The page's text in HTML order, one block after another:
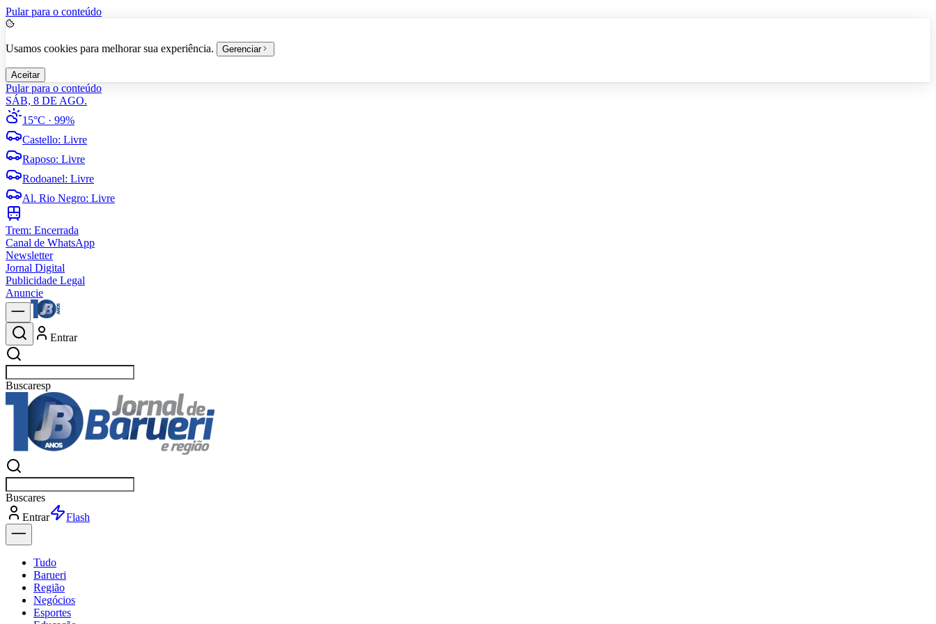
Pular para o conteúdo
Usamos cookies para melhorar sua experiência. Gerenciar
Aceitar
Pular para o conteúdo
SÁB, 8 DE AGO.
15°C · 99%
Castello: Livre
Raposo: Livre
Rodoanel: Livre
Al. Rio Negro: Livre
Trem: Encerrada
Canal de WhatsApp
Newsletter
Jornal Digital
Publicidade Legal
Anuncie
Entrar
Buscaresportes
Buscaresportes
Entrar
Flash
Tudo
Barueri
Região
Negócios
Esportes